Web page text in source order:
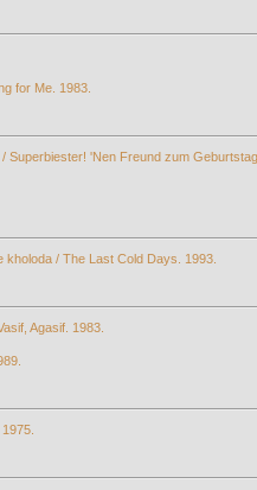
for Me. 1983.
Superbiester! 'Nen Freund zum
kholoda / The Last Cold Days. 1993.
Agasif. 1983.